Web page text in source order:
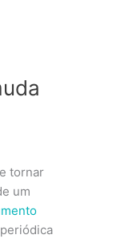
tornar
um